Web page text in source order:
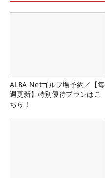
ALBA Netゴルフ場予約／【毎
週更新】特別優待プランはこ
ちら！